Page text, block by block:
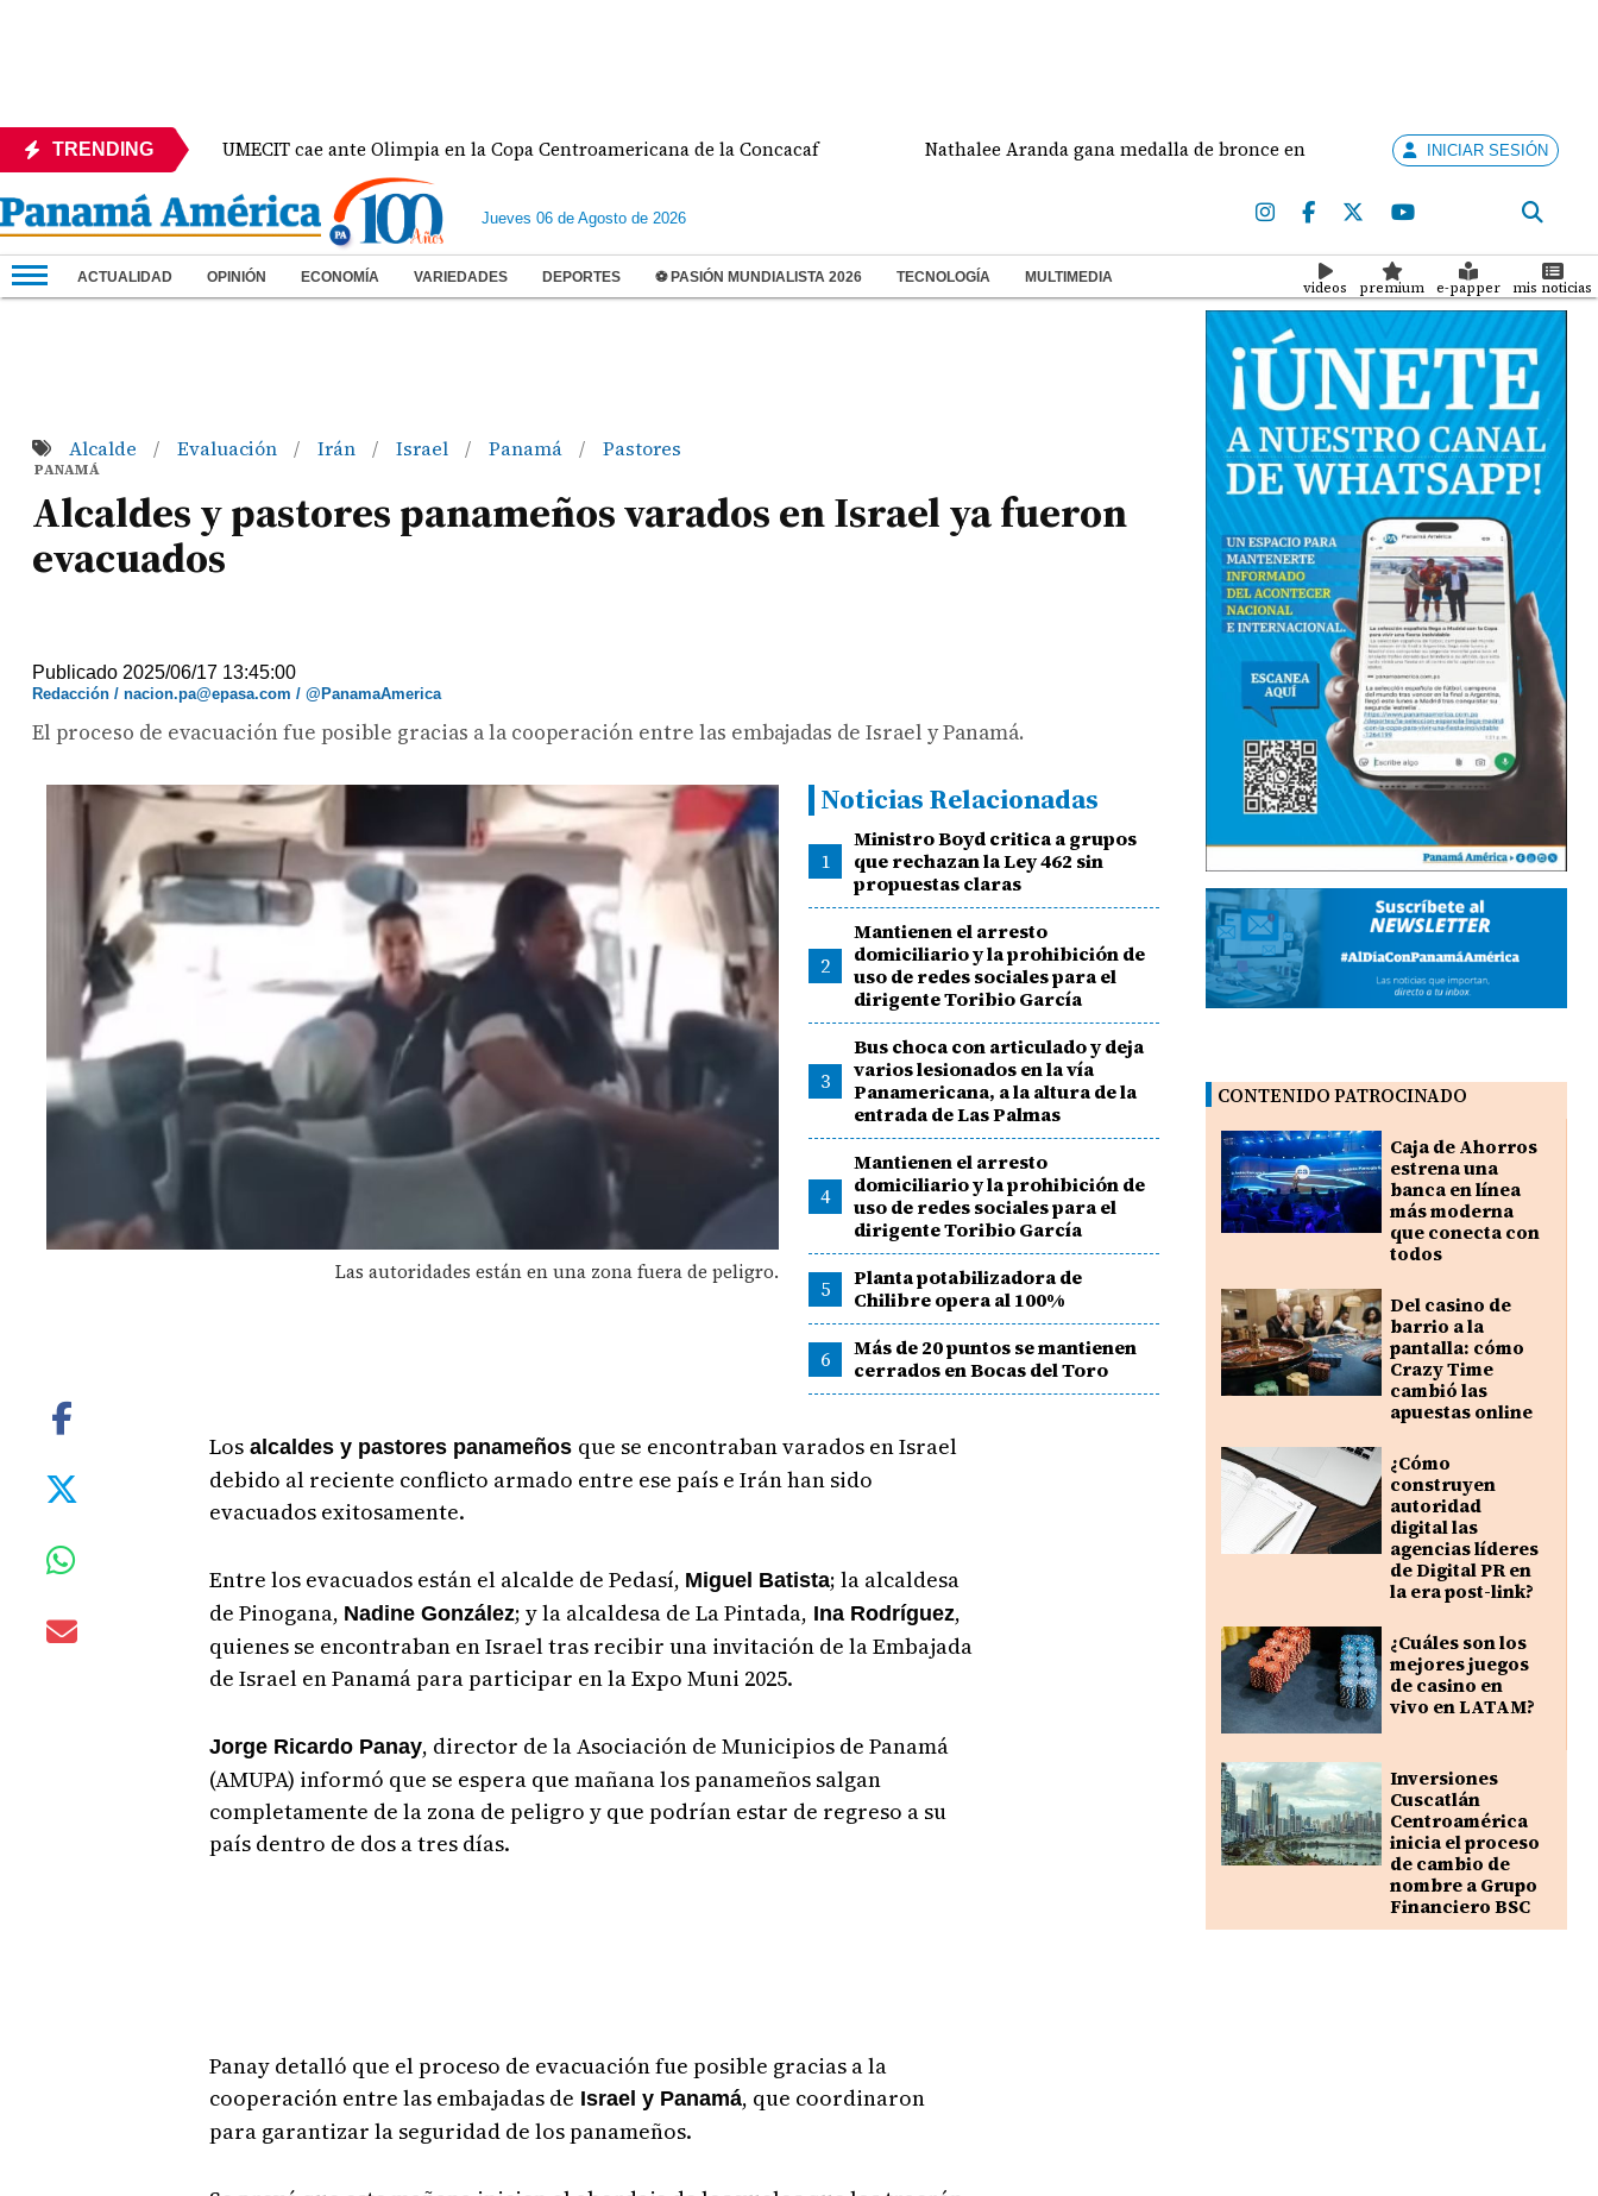
TRENDING UMECIT cae ante Olimpia en la Copa Centroamericana de la Concacaf Nathalee Aranda gana medalla de bronce en salto largo femenino José
INICIAR SESIÓN
Jueves 06 de Agosto de 2026
ACTUALIDAD OPINIÓN ECONOMÍA VARIEDADES DEPORTES ⚽ PASIÓN MUNDIALISTA 2026 TECNOLOGÍA MULTIMEDIA
videos premium e-papper mis noticias
Alcalde / Evaluación / Irán / Israel / Panamá / Pastores
PANAMÁ
Alcaldes y pastores panameños varados en Israel ya fueron
evacuados
Publicado 2025/06/17 13:45:00
Redacción / nacion.pa@epasa.com / @PanamaAmerica
El proceso de evacuación fue posible gracias a la cooperación entre las embajadas de Israel y Panamá.
Las autoridades están en una zona fuera de peligro.
Noticias Relacionadas
1
Ministro Boyd critica a grupos
que rechazan la Ley 462 sin
propuestas claras
2
Mantienen el arresto
domiciliario y la prohibición de
uso de redes sociales para el
dirigente Toribio García
3
Bus choca con articulado y deja
varios lesionados en la vía
Panamericana, a la altura de la
entrada de Las Palmas
4
Mantienen el arresto
domiciliario y la prohibición de
uso de redes sociales para el
dirigente Toribio García
5
Planta potabilizadora de
Chilibre opera al 100%
6
Más de 20 puntos se mantienen
cerrados en Bocas del Toro
Losalcaldes y pastores panameños que se encontraban varados en Israel
debido al reciente conflicto armado entre ese país e Irán han sido
evacuados exitosamente.
Entre los evacuados están el alcalde de Pedasí, Miguel Batista; la alcaldesa
de Pinogana, Nadine González; y la alcaldesa de La Pintada, Ina Rodríguez,
quienes se encontraban en Israel tras recibir una invitación de la Embajada
de Israel en Panamá para participar en la Expo Muni 2025.
Jorge Ricardo Panay, director de la Asociación de Municipios de Panamá
(AMUPA) informó que se espera que mañana los panameños salgan
completamente de la zona de peligro y que podrían estar de regreso a su
país dentro de dos a tres días.
Panay detalló que el proceso de evacuación fue posible gracias a la
cooperación entre las embajadas de Israel y Panamá, que coordinaron
para garantizar la seguridad de los panameños.
CONTENIDO PATROCINADO
Caja de Ahorros
estrena una
banca en línea
más moderna
que conecta con
todos
Del casino de
barrio a la
pantalla: cómo
Crazy Time
cambió las
apuestas online
¿Cómo
construyen
autoridad
digital las
agencias líderes
de Digital PR en
la era post-link?
¿Cuáles son los
mejores juegos
de casino en
vivo en LATAM?
Inversiones
Cuscatlán
Centroamérica
inicia el proceso
de cambio de
nombre a Grupo
Financiero BSC